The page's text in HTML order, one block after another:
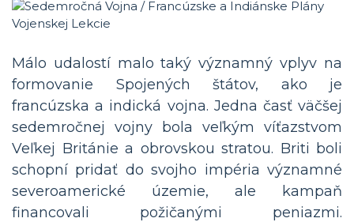
Málo udalostí malo taký významný vplyv na
formovanie Spojených štátov, ako je
francúzska a indická vojna. Jedna časť väčšej
sedemročnej vojny bola veľkým víťazstvom
Veľkej Británie a obrovskou stratou. Briti boli
schopní pridať do svojho impéria významné
severoamerické územie, ale kampaň
financovali požičanými peniazmi.